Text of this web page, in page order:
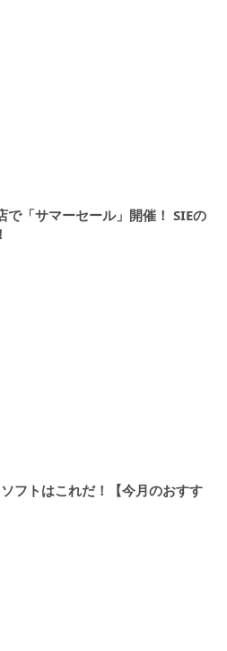
「サマーセール」開催！ SIEの
フトはこれだ！【今月のおすす